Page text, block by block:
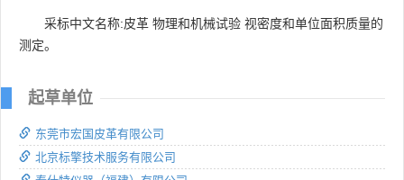
采标中文名称:皮革 物理和机械试验 视密度和单位面积质量的
测定。
起草单位
东莞市宏国皮革有限公司
北京标擎技术服务有限公司